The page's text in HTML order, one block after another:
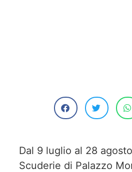
Dal 9 luglio al 28
Scuderie di Palazzo